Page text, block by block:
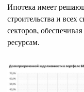
Ипотека имеет
строительства и всех
секторов,
ресурсам.